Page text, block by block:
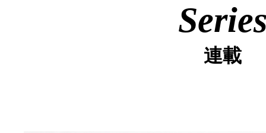
連載